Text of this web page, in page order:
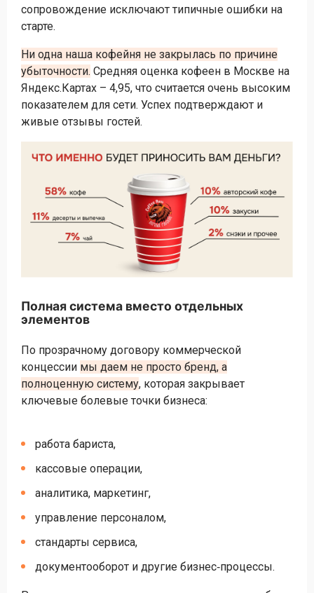
сопровождение исключают типичные ошибки на
старте.
Ни одна наша кофейня не закрылась по причине
убыточности. Средняя оценка кофеен в Москве на
Яндекс.Картах – 4,95, что считается очень высоким
показателем для сети. Успех подтверждают и
живые отзывы гостей.
Полная система вместо отдельных
элементов
По прозрачному договору коммерческой
концессии мы даем не просто бренд, а
полноценную систему, которая закрывает
ключевые болевые точки бизнеса:
работа бариста,
кассовые операции,
аналитика, маркетинг,
управление персоналом,
стандарты сервиса,
документооборот и другие бизнес‑процессы.